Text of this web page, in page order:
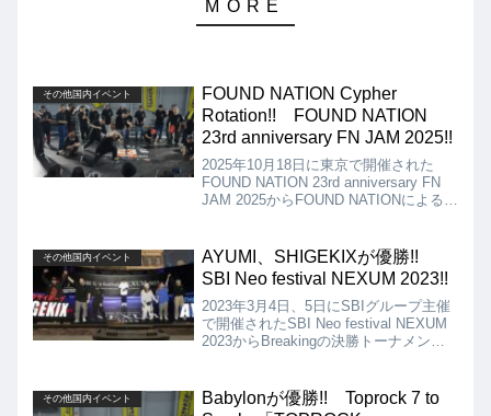
その他国内イベント
FOUND NATION Cypher
Rotation!! FOUND NATION
23rd anniversary FN JAM 2025!!
2025年10月18日に東京で開催された
FOUND NATION 23rd anniversary FN
JAM 2025からFOUND NATIONによる
代のOB・OGメンバーまでもが、アニバ
ーサリーを祝う形で参戦してくれていま
す!!
その他国内イベント
AYUMI、SHIGEKIXが優勝!!
SBI Neo festival NEXUM 2023!!
2023年3月4日、5日にSBIグループ主催
で開催されたSBI Neo festival NEXUM
2023からBreakingの決勝トーナメント
トップを走る選手ばかりです!!
その他国内イベント
Babylonが優勝!! Toprock 7 to